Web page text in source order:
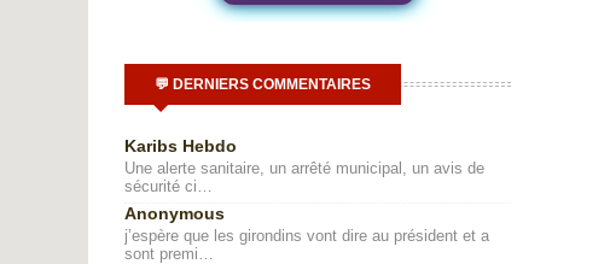
💬 DERNIERS COMMENTAIRES
Karibs Hebdo
Une alerte sanitaire, un arrêté municipal, un avis de
sécurité ci…
Anonymous
j’espère que les girondins vont dire au président et a
sont premi…